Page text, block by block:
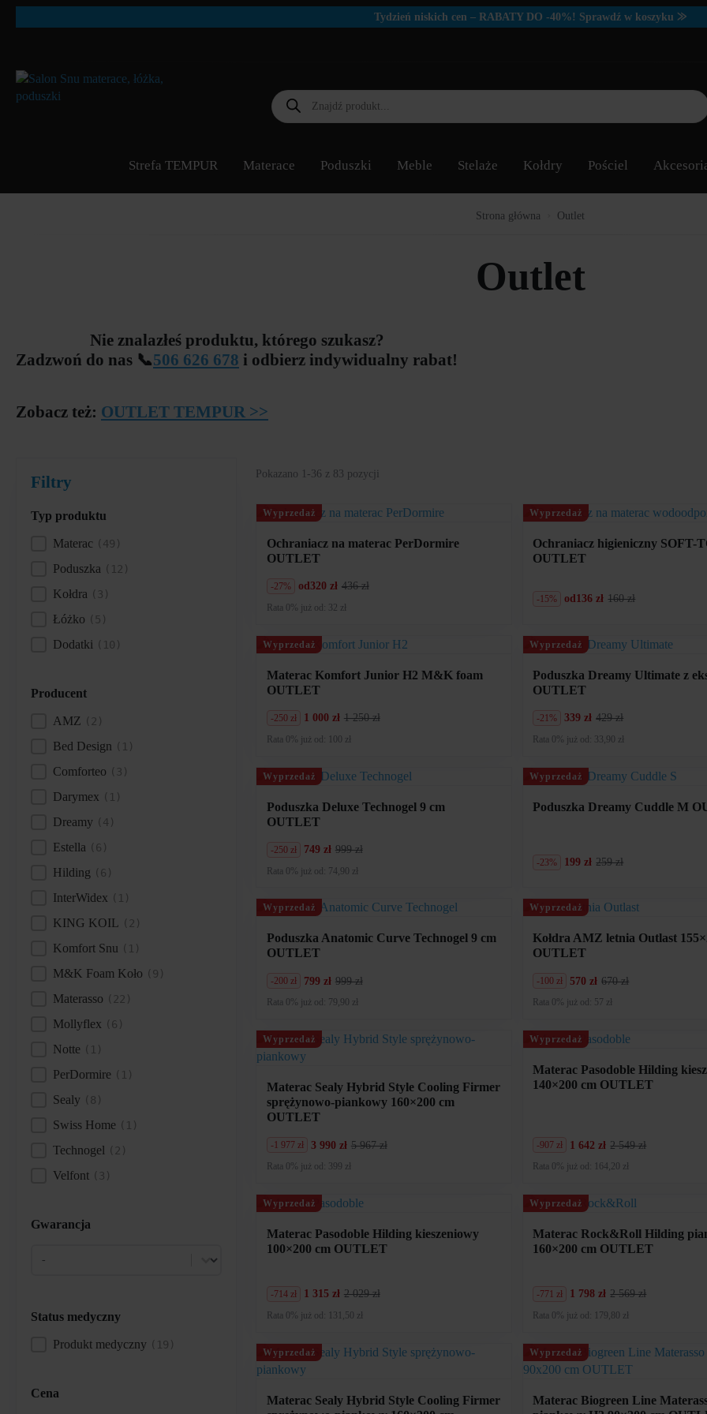
Tydzień niskich cen – RABATY DO -40%! Sprawdź w koszyku ⨠
Wyszukiwarka
produktów
Strefa TEMPUR Materace Poduszki Meble Stelaże Kołdry Pościel
Strona główna Outlet
Outlet
Nie znalazłeś produktu, którego szukasz?
Zadzwoń do nas 📞506 626 678 i odbierz indywidualny rabat!
Zobacz też: OUTLET TEMPUR >>
Filtry
Typ produktu
Typ produktu
Materac (49)
Poduszka (12)
Kołdra (3)
Łóżko (5)
Dodatki (10)
Producent
Producent
AMZ (2)
Bed Design (1)
Comforteo (3)
Darymex (1)
Dreamy (4)
Estella (6)
Hilding (6)
InterWidex (1)
KING KOIL (2)
Komfort Snu (1)
M&K Foam Koło (9)
Materasso (22)
Mollyflex (6)
Notte (1)
PerDormire (1)
Sealy (8)
Swiss Home (1)
Technogel (2)
Velfont (3)
Gwarancja
Status medyczny
Status medyczny
Produkt medyczny (19)
Cena
Pokazano 1-36 z 83 pozycji
Wyprzedaż
Ochraniacz na materac PerDormire
OUTLET
od 436 zł
Pierwotna
cena
zł.
320 zł
Aktualna
cena
zł.
-27%
Rata 0% już od: 32 zł
Wyprzedaż
Ochraniacz higieniczny SOFT-
OUTLET
od 160 zł
Pierwotna
160
zł.
136 zł
Aktualna
136
zł.
-15%
Wyprzedaż
Materac Komfort Junior H2 M&K foam
OUTLET
1 250 zł
Pierwotna
cena
250
zł.
1 000 zł
Aktualna
cena
000
zł.
-250 zł
Rata 0% już od: 100 zł
Wyprzedaż
Poduszka Dreamy Ultimate z
OUTLET
429 zł
Pierwotna
cena
zł.
339 zł
Aktualna
cena
zł.
-21%
Rata 0% już od: 33,90 zł
Wyprzedaż
Poduszka Deluxe Technogel 9 cm
OUTLET
999 zł
Pierwotna
cena
wynosiła:
zł.
749 zł
Aktualna
cena
wynosi:
zł.
-250 zł
Rata 0% już od: 74,90 zł
Wyprzedaż
Poduszka Dreamy Cuddle M
259 zł
Pierwotna
259
zł.
199 zł
Aktualna
199
zł.
-23%
Wyprzedaż
Poduszka Anatomic Curve Technogel 9 cm
OUTLET
999 zł
Pierwotna
cena
zł.
799 zł
Aktualna
cena
zł.
-200 zł
Rata 0% już od: 79,90 zł
Wyprzedaż
Kołdra AMZ letnia Outlast
OUTLET
670 zł
Pierwotna
cena
zł.
570 zł
Aktualna
cena
zł.
-100 zł
Rata 0% już od: 57 zł
Wyprzedaż
Materac Sealy Hybrid Style Cooling Firmer
sprężynowo-piankowy 160×200 cm
OUTLET
5 967 zł
Pierwotna
cena
967
zł.
3 990 zł
Aktualna
cena
990
zł.
-1 977 zł
Rata 0% już od: 399 zł
Wyprzedaż
Materac Pasodoble Hilding
140×200 cm OUTLET
2 549 zł
Pierwotna
cena
549
zł.
1 642 zł
Aktualna
cena
642
zł.
-907 zł
Rata 0% już od: 164,20 zł
Wyprzedaż
Materac Pasodoble Hilding kieszeniowy
100×200 cm OUTLET
2 029 zł
Pierwotna
cena
029
zł.
1 315 zł
Aktualna
cena
315
zł.
-714 zł
Rata 0% już od: 131,50 zł
Wyprzedaż
Materac Rock&Roll Hilding
160×200 cm OUTLET
2 569 zł
Pierwotna
cena
569
zł.
1 798 zł
Aktualna
cena
798
zł.
-771 zł
Rata 0% już od: 179,80 zł
Wyprzedaż
Materac Sealy Hybrid Style Cooling Firmer
Wyprzedaż
Materac Biogreen Line